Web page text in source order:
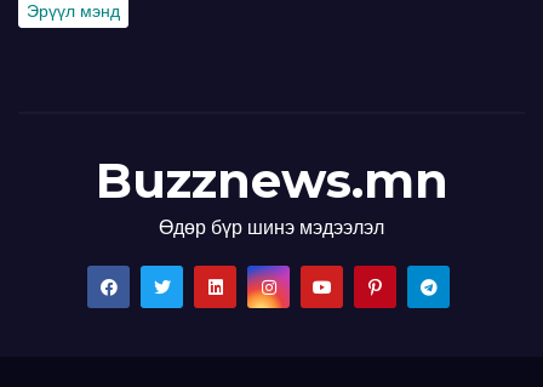
Эрүүл мэнд
Buzznews.mn
Өдөр бүр шинэ мэдээлэл